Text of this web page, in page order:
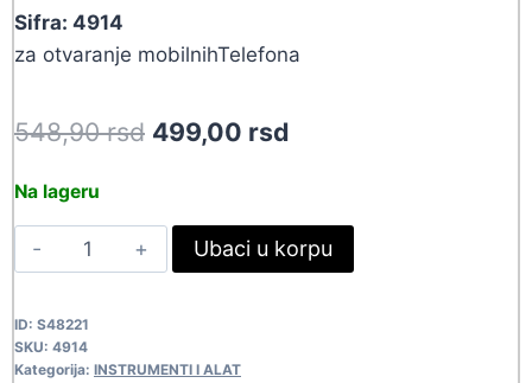
Sifra: 4914
za otvaranje mobilnihTelefona
548,90rsd Original
548,90 rsd.
499,00 rsd
499,00 rsd.
Na lageru
ALAT
ZA
TELEFONE
4914
Ubaci u korpu
ID: S48221
SKU: 4914
Kategorija: INSTRUMENTI I ALAT